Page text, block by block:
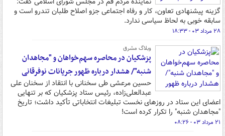
گزینه پیشنهادی تعاون، کار و رفاه اجتماعی جزو اصلاح طلبان تندرو است و
سابقه خوبی به لحاظ سیاسی ندارد.
۲۸ مرداد ۰۳ - ۱۸:۳۳
وبلاگ مشرق
پزشکیان در محاصره سهم‌خواهان و "مجاهدان
شنبه"/ هشدار درباره ظهور جریانات نوفرقانی
حسین مرعشی طی سخنانی با انتقاد از سخنان علی
عبدالعلی‌زاده،‌ رئیس ستاد پزشکیان که بر تنهایی
اعضای این ستاد در روزهای نخست تبلیغات انتخاباتی تأکید داشت؛ تاریخ
"مجاهدان شنبه" را تکرار کرده است!
۲۱ مرداد ۰۳ - ۰۸:۲۶